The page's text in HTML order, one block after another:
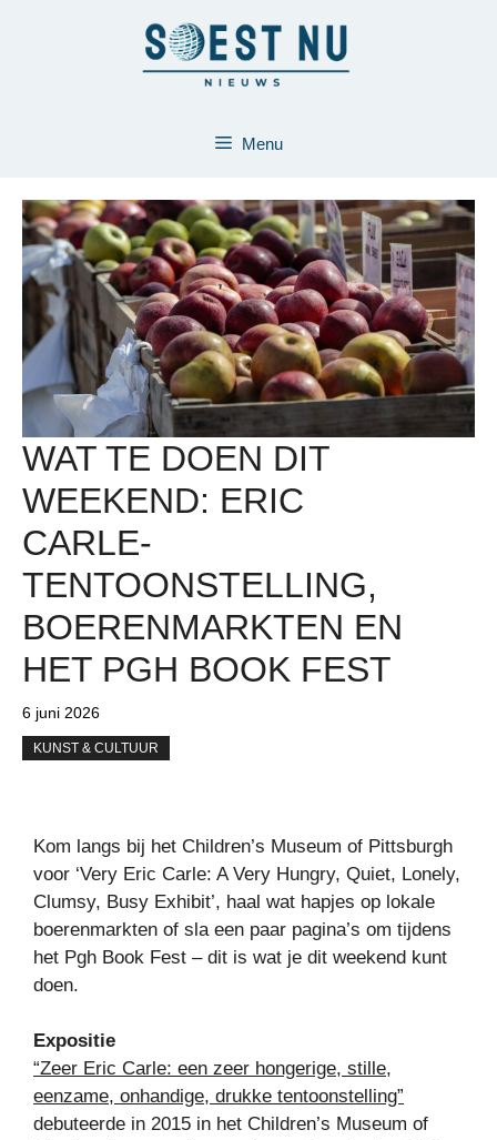
Menu
WAT TE DOEN DIT
WEEKEND: ERIC
CARLE-
TENTOONSTELLING,
BOERENMARKTEN EN
HET PGH BOOK FEST
6 juni 2026
KUNST & CULTUUR
Kom langs bij het Children’s Museum of Pittsburgh
voor ‘Very Eric Carle: A Very Hungry, Quiet, Lonely,
Clumsy, Busy Exhibit’, haal wat hapjes op lokale
boerenmarkten of sla een paar pagina’s om tijdens
het Pgh Book Fest – dit is wat je dit weekend kunt
doen.
Expositie
“Zeer Eric Carle: een zeer hongerige, stille,
eenzame, onhandige, drukke tentoonstelling”
debuteerde in 2015 in het Children’s Museum of